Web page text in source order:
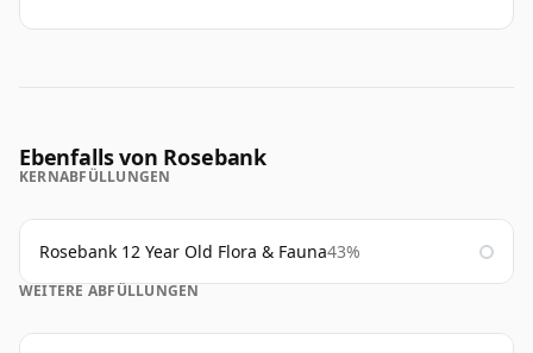
Ebenfalls von Rosebank
KERNABFÜLLUNGEN
Rosebank 12 Year Old Flora & Fauna43%
WEITERE ABFÜLLUNGEN